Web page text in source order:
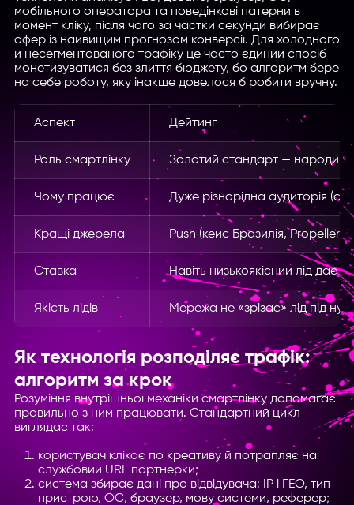
мобільного оператора та поведінкові патерни в
момент кліку, після чого за частки секунди вибирає
офер із найвищим прогнозом конверсії. Для холодного
й несегментованого трафіку це часто єдиний спосіб
монетизуватися без злиття бюджету, бо алгоритм бере
на себе роботу, яку інакше довелося б робити вручну.
Аспект Дейтинг
Роль смартлінку Золотий стандарт —
Чому працює Дуже різнорідна аудиторія
Кращі джерела Push (кейс Бразилія,
Ставка Навіть низькоякісний лід дає
Якість лідів Мережа не «зрізає» лід під
Як технологія розподіляє трафік:
алгоритм за крок
Розуміння внутрішньої механіки смартлінку допомагає
правильно з ним працювати. Стандартний цикл
виглядає так:
користувач клікає по креативу й потрапляє на
службовий URL партнерки;
система збирає дані про відвідувача: IP і ГЕО, тип
пристрою, ОС, браузер, мову системи, реферер;